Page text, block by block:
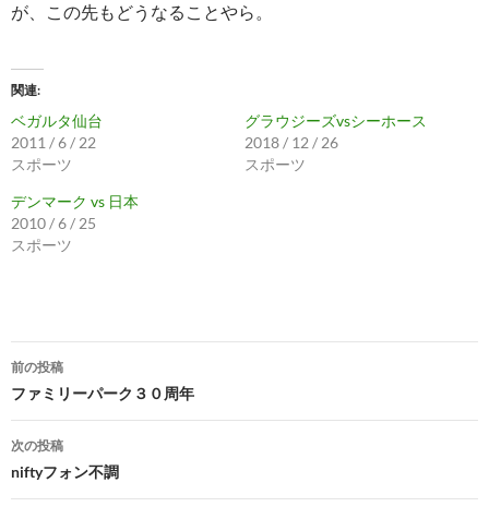
が、この先もどうなることやら。
関連
ベガルタ仙台
2011 / 6 / 22
スポーツ
グラウジーズvsシーホース
2018 / 12 / 26
スポーツ
デンマーク vs 日本
2010 / 6 / 25
スポーツ
投
稿
ナ
ビ
ゲ
前の投稿
ファミリーパーク３０周年
次の投稿
niftyフォン不調